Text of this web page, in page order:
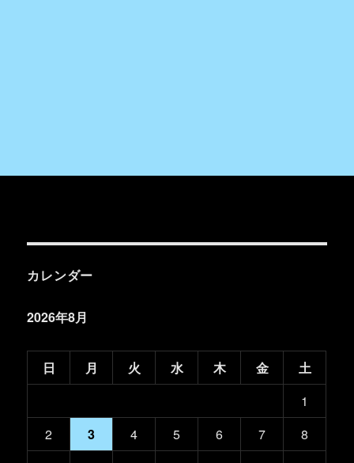
カレンダー
2026年8月
日 月 火 水 木 金
土
1
2
3 4 5 6 7
8